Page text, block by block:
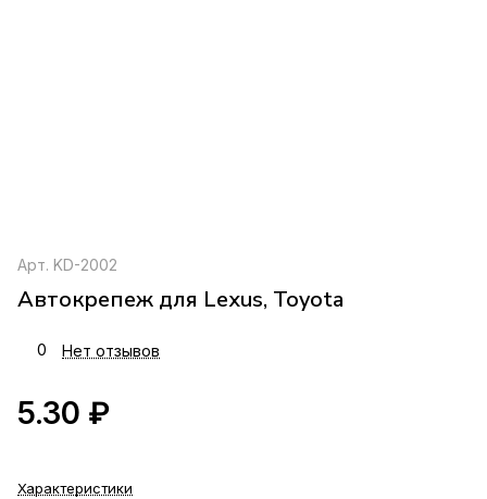
Арт. KD-2002
Автокрепеж для Lexus, Toyota
0 Нет отзывов
5.30 ₽
Характеристики